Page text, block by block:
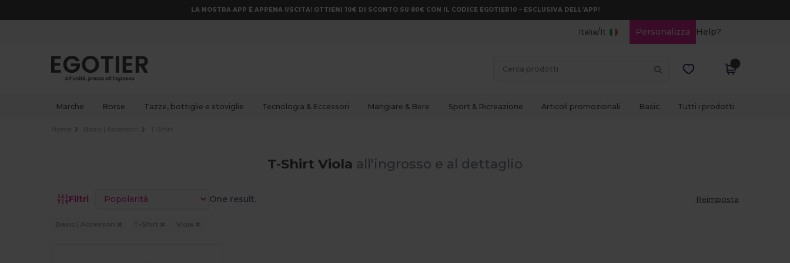
LA NOSTRA APP È APPENA USCITA! OTTIENI 10€ DI SCONTO SU 80€ CON IL CODICE EGOTIER10 – ESCLUSIVA DELL’APP!
Italia/It Personalizza Help?
Marche Borse Tazze, bottiglie e stoviglie Tecnologia & Eccessori Mangiare & Bere Sport & Ricreazione Articoli promozionali Basic Tutti i prodotti
T-Shirt Viola all'ingrosso e al dettaglio
Filtri Ordina per One result. Reimposta